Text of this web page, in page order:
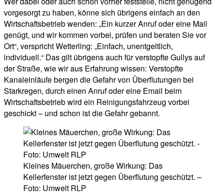
vorgesorgt zu haben, könne sich übrigens einfach an den
Wirtschaftsbetrieb wenden: „Ein kurzer Anruf oder eine Mail
genügt, und wir kommen vorbei, prüfen und beraten Sie vor
Ort“, verspricht Wetterling: „Einfach, unentgeltlich,
individuell.“ Das gilt übrigens auch für verstopfte Gullys auf
der Straße, wie wir aus Erfahrung wissen: Verstopfte
Kanaleinläufe bergen die Gefahr von Überflutungen bei
Starkregen, durch einen Anruf oder eine Email beim
Wirtschaftsbetrieb wird ein Reinigungsfahrzeug vorbei
geschickt – und schon ist die Gefahr gebannt.
Kleines Mäuerchen, große Wirkung: Das
Kellerfenster ist jetzt gegen Überflutung geschützt. –
Foto: Umwelt RLP